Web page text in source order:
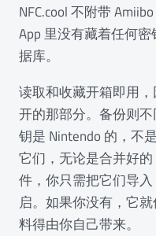
NFC.cool 不附带
App 里没有藏着任何
据库。
读取和收藏开箱即用
开的那部分。备份则
钥是 Nintendo 的，不
它们，无论是合并好的
件，你只需把它们导
启。如果你没有，它
料得由你自己带来。